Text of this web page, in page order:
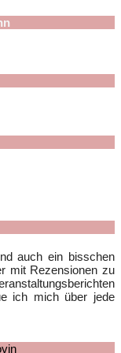
auch ein bisschen
mit Rezensionen zu
ich mich über jede